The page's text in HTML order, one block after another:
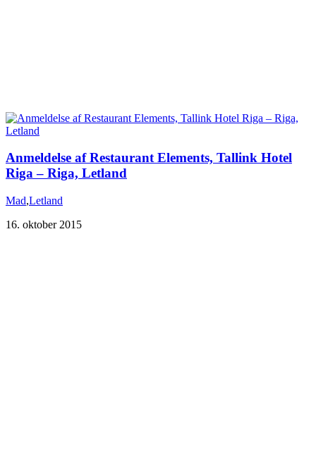
Anmeldelse af Restaurant Elements, Tallink Hotel
Riga – Riga, Letland
Mad,Letland
16. oktober 2015